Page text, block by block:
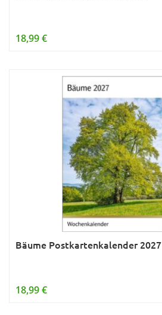
18,99 €
Bäume Postkartenkalender 2027
18,99 €